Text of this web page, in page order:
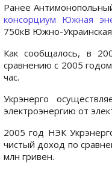
Ранее
консорциум Южная
750кВ Южно-
Как сообщалось, в
сравнению с 2005
час.
Укрэнерго
электроэнергию от
2005 год НЭК
чистый доход по
млн гривен.